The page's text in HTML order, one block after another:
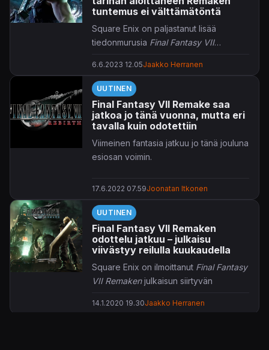
tuntemus ei välttämätöntä
Square Enix on paljastanut lisää
tiedonmurusia Final Fantasy VII
6.6.2023 12.05Jaakko Herranen
UUTINEN
Final Fantasy VII Remake saa
jatkoa jo tänä vuonna, mutta eri
tavalla kuin odotettiin
Viimeinen fantasia jatkuu jo tänä jouluna
esiosan voimin.
17.6.2022 07.59Joonatan Itkonen
UUTINEN
Final Fantasy VII Remaken
odottelu jatkuu – julkaisu
viivästyy reilulla kuukaudella
Square Enix on ilmoittanut Final Fantasy
VII Remakenjulkaisun siirtyvän
14.1.2020 19.30Jaakko Herranen